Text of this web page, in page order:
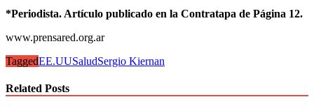
*Periodista. Artículo publicado en la Contratapa de Página 12.
www.prensared.org.ar
TaggedEE.UUSaludSergio Kiernan
Related Posts